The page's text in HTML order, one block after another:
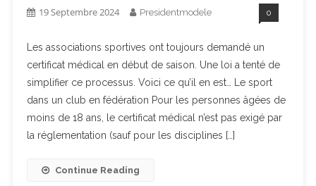
19 Septembre 2024 Presidentmodele 0
Les associations sportives ont toujours demandé un
certificat médical en début de saison. Une loi a tenté de
simplifier ce processus. Voici ce qu’il en est… Le sport
dans un club en fédération Pour les personnes âgées de
moins de 18 ans, le certificat médical n’est pas exigé par
la réglementation (sauf pour les disciplines […]
Continue Reading